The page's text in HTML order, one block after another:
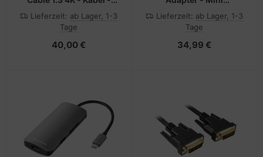
Lieferzeit: ab Lager, 1-3
Tage
40,00 €
Lieferzeit: ab Lager, 1-3
Tage
34,99 €